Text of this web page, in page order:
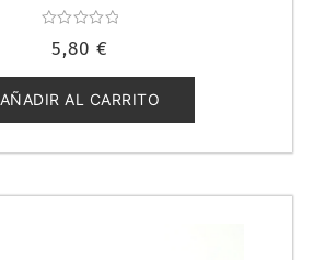
con
de
5
5,80 €
AÑADIR AL CARRITO